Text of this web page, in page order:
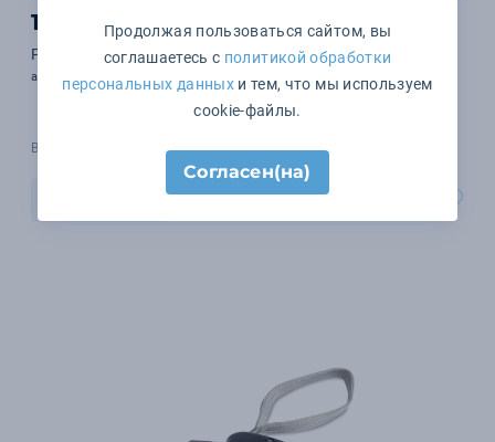
126 ₽
Рулетка 1 м
арт. MO8219-06
В наличии 9182 шт.
Продолжая пользоваться сайтом, вы
соглашаетесь с политикой обработки
персональных данныхи тем, что мы используем
cookie-файлы.
Согласен(на)